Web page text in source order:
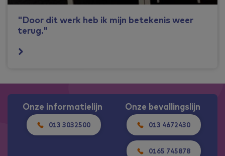
"Door dit werk heb ik mijn betekenis weer
terug."
Onze informatielijn
013 3032500
Onze bevallingslijn
013 4672430
0165 745878